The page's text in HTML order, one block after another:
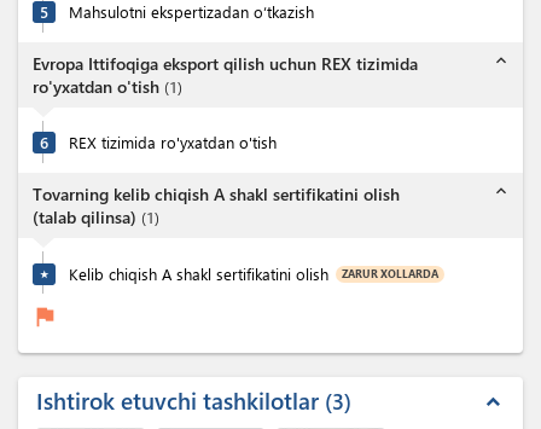
5 Mahsulotni ekspertizadan o‘tkazish
Evropa Ittifoqiga eksport qilish uchun REX tizimida
ro'yxatdan o'tish (1)
expand_less
6 REX tizimida ro'yxatdan o'tish
Tovarning kelib chiqish A shakl sertifikatini olish
(talab qilinsa) (1)
expand_less
★ Kelib chiqish A shakl sertifikatini olish ZARUR XOLLARDA
flag
Ishtirok etuvchi tashkilotlar 3 expand_less